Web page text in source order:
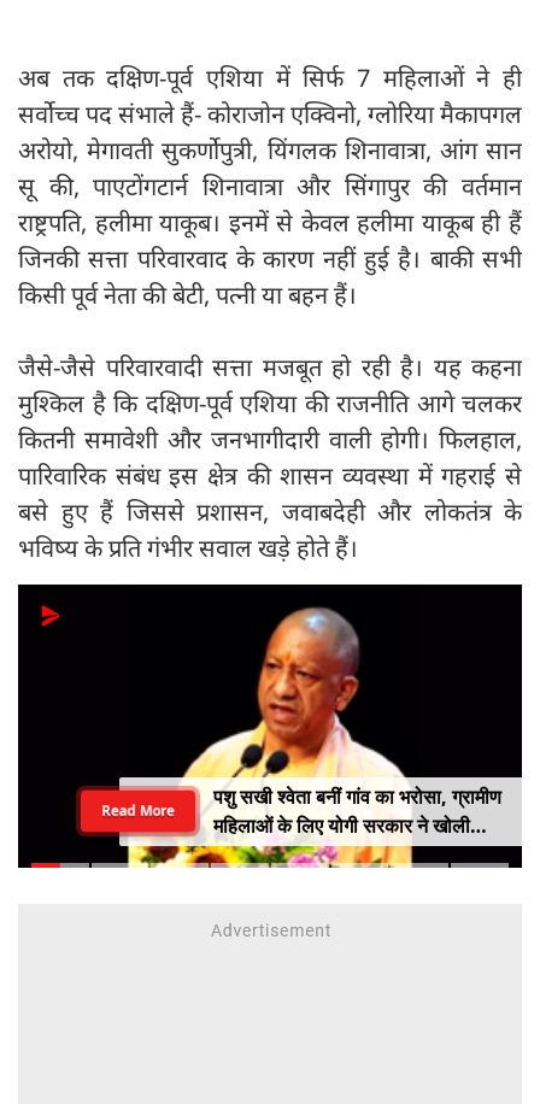
अब तक दक्षिण-पूर्व एशिया में सिर्फ 7 महिलाओं ने ही
सर्वोच्च पद संभाले हैं- कोराजोन एक्विनो, ग्लोरिया मैकापगल
अरोयो, मेगावती सुकर्णोपुत्री, यिंगलक शिनावात्रा, आंग सान
सू की, पाएटोंगटार्न शिनावात्रा और सिंगापुर की वर्तमान
राष्ट्रपति, हलीमा याकूब। इनमें से केवल हलीमा याकूब ही हैं
जिनकी सत्ता परिवारवाद के कारण नहीं हुई है। बाकी सभी
किसी पूर्व नेता की बेटी, पत्नी या बहन हैं।
जैसे-जैसे परिवारवादी सत्ता मजबूत हो रही है। यह कहना
मुश्किल है कि दक्षिण-पूर्व एशिया की राजनीति आगे चलकर
कितनी समावेशी और जनभागीदारी वाली होगी। फिलहाल,
पारिवारिक संबंध इस क्षेत्र की शासन व्यवस्था में गहराई से
बसे हुए हैं जिससे प्रशासन, जवाबदेही और लोकतंत्र के
भविष्य के प्रति गंभीर सवाल खड़े होते हैं।
पशु सखी श्वेता बनीं गांव का भरोसा, ग्रामीण
महिलाओं के लिए योगी सरकार ने खोली
आत्मनिर्भरता की राह
Read More